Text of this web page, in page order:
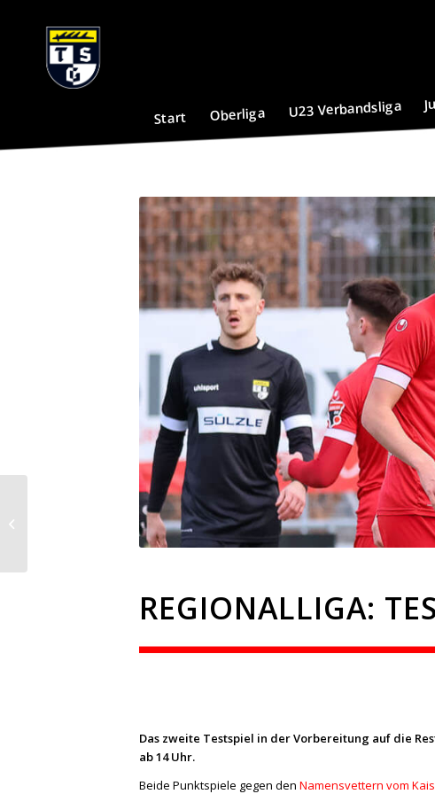
Start Oberliga U23 Verbandsliga
REGIONALLIGA:
Das zweite Testspiel in der Vorbereitung auf die
ab 14 Uhr.
Beide Punktspiele gegen den Namensvettern vom
Regionalliga: Knapper